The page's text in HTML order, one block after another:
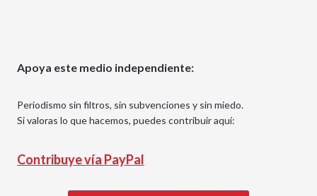
Apoya este medio independiente:
Periodismo sin filtros, sin subvenciones y sin miedo.
Si valoras lo que hacemos, puedes contribuir aquí:
Contribuye vía PayPal